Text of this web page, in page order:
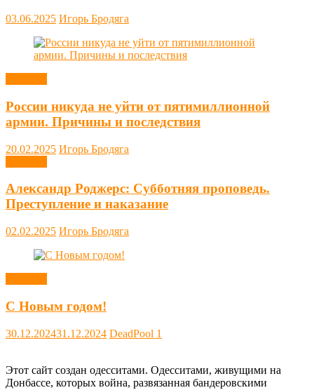
03.06.2025 Игорь Бродяга
России никуда не уйти от пятимиллионной
армии. Причины и последствия
20.02.2025 Игорь Бродяга
Александр Роджерс: Субботняя проповедь.
Преступление и наказание
02.02.2025 Игорь Бродяга
С Новым годом!
30.12.202431.12.2024 DeadPool 1
Этот сайт создан одесситами. Одесситами, живущими на
Донбассе, которых война, развязанная бандеровскими